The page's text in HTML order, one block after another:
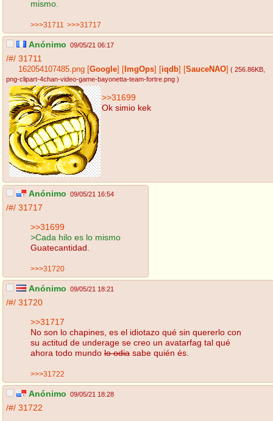
mismo.
>>>31711 >>>31717
Anónimo 09/05/21 06:17
/#/ 31711
162054107485.png Google ImgOps iqdb SauceNAO ( 256.86KB
png-clipart-4chan-video-game-bayonetta-team-fortre.png )
>>31699
Ok simio kek
Anónimo 09/05/21 16:54
/#/ 31717
>>31699
>Cada hilo es lo mismo
Guatecantidad.
>>>31720
Anónimo 09/05/21 18:21
/#/ 31720
>>31717
No son lo chapines, es el idiotazo qué sin quererlo con
su actitud de underage se creo un avatarfag tal qué
ahora todo mundo lo odia sabe quién és.
>>>31722
Anónimo 09/05/21 18:28
/#/ 31722